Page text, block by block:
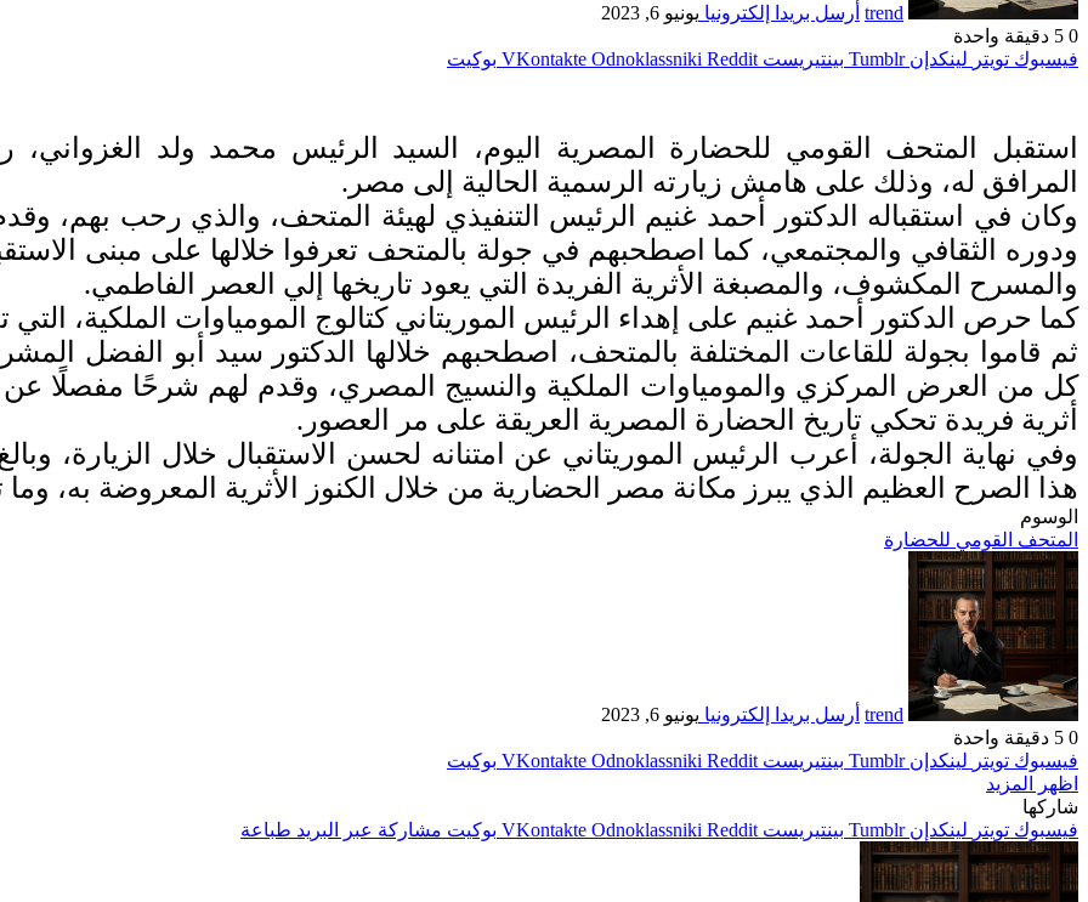
trend أرسل بريدا إلكترونيا يونيو 6, 2023
0
دقيقة واحدة
فيسبوك تويتر لينكدإن بينتيريست Odnoklassniki بوكيت
استقبل المتحف القومي للحضارة المصرية اليوم، السيد الرئيس محمد ولد الغزواني،
المرافق له، وذلك على هامش زيارته الرسمية الحالية إلى مصر.
وكان في استقباله الدكتور أحمد غنيم الرئيس التنفيذي لهيئة المتحف، والذي رحب بهم،
ودوره الثقافي والمجتمعي، كما اصطحبهم في جولة بالمتحف تعرفوا خلالها على مبنى
والمسرح المكشوف، والمصبغة الأثرية الفريدة التي يعود تاريخها إلي العصر الفاطمي.
كما حرص الدكتور أحمد غنيم على إهداء الرئيس الموريتاني كتالوج المومياوات الملكية،
ثم قاموا بجولة للقاعات المختلفة بالمتحف، اصطحبهم خلالها الدكتور سيد أبو الفضل
كل من العرض المركزي والمومياوات الملكية والنسيج المصري، وقدم لهم شرحًا مفصلًا
أثرية فريدة تحكي تاريخ الحضارة المصرية العريقة على مر العصور.
وفي نهاية الجولة، أعرب الرئيس الموريتاني عن امتنانه لحسن الاستقبال خلال الزيارة،
هذا الصرح العظيم الذي يبرز مكانة مصر الحضارية من خلال الكنوز الأثرية المعروضة به،
الوسوم
المتحف القومي للحضارة
trend أرسل بريدا إلكترونيا يونيو 6, 2023
0
دقيقة واحدة
فيسبوك تويتر لينكدإن بينتيريست Odnoklassniki
بوكيت
اظهر المزيد
شاركها
فيسبوك تويتر لينكدإن بينتيريست Odnoklassniki بوكيت مشاركة عبر البريد طباعة